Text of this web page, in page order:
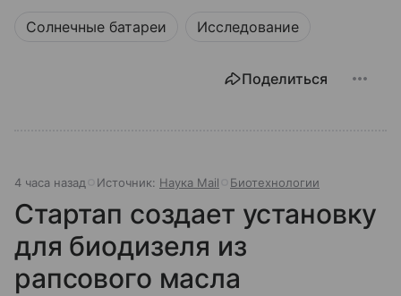
Солнечные батареи Исследование
Поделиться
4 часа назад Источник: Наука Mail Биотехнологии
Стартап создает установку
для биодизеля из
рапсового масла